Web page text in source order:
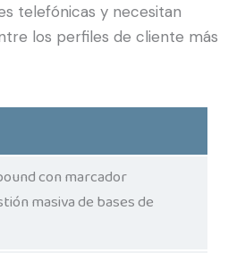
telefónicas y necesitan
los perfiles de cliente más
con marcador
masiva de bases de